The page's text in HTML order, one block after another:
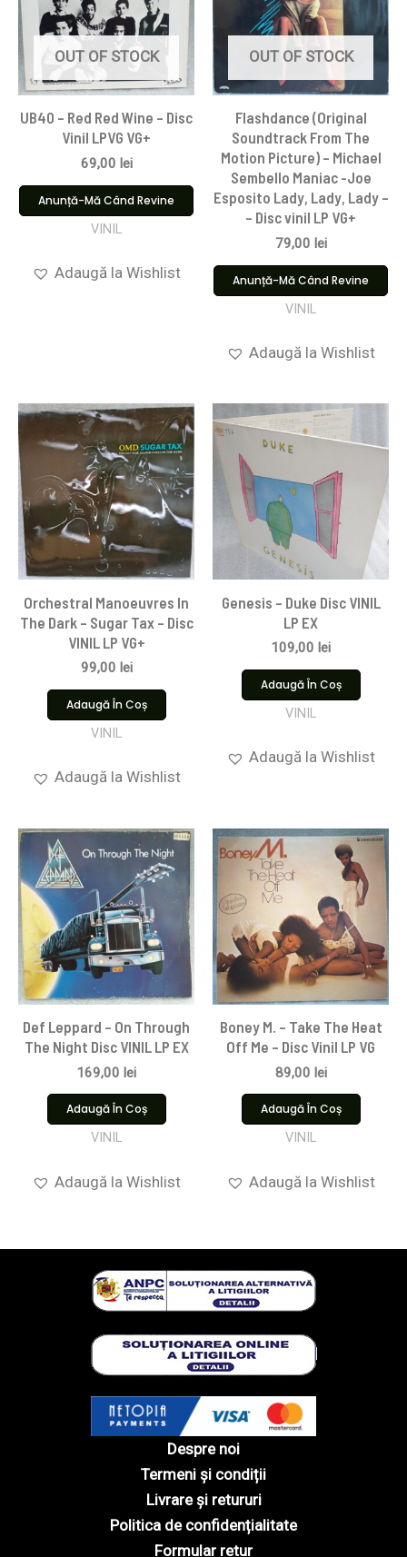
OUT OF STOCK
UB40 – Red Red Wine – Disc
Vinil LPVG VG+
69,00 lei
Anunță-Mă Când Revine
VINIL
Adaugă la Wishlist
OUT OF STOCK
Flashdance (Original
Soundtrack From The
Motion Picture) – Michael
Sembello Maniac -Joe
Esposito Lady, Lady, Lady –
– Disc vinil LP VG+
79,00 lei
Anunță-Mă Când Revine
VINIL
Adaugă la Wishlist
Orchestral Manoeuvres In
The Dark – Sugar Tax – Disc
VINIL LP VG+
99,00 lei
Adaugă În Coș
VINIL
Adaugă la Wishlist
Genesis – Duke Disc VINIL
LP EX
109,00 lei
Adaugă În Coș
VINIL
Adaugă la Wishlist
Def Leppard – On Through
The Night Disc VINIL LP EX
169,00 lei
Adaugă În Coș
VINIL
Adaugă la Wishlist
Boney M. – Take The Heat
Off Me – Disc Vinil LP VG
89,00 lei
Adaugă În Coș
VINIL
Adaugă la Wishlist
Despre noi
Termeni și condiții
Livrare și retururi
Politica de confidențialitate
Formular retur